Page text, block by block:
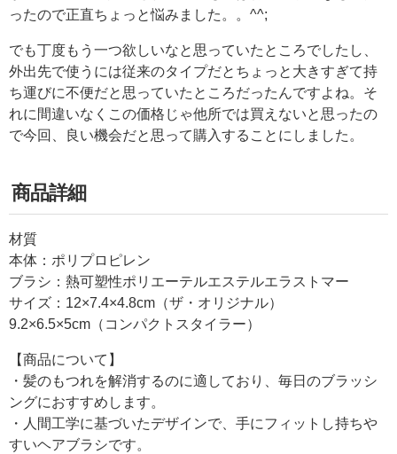
ったので正直ちょっと悩みました。。^^;
でも丁度もう一つ欲しいなと思っていたところでしたし、
外出先で使うには従来のタイプだとちょっと大きすぎて持
ち運びに不便だと思っていたところだったんですよね。そ
れに間違いなくこの価格じゃ他所では買えないと思ったの
で今回、良い機会だと思って購入することにしました。
商品詳細
材質
本体：ポリプロピレン
ブラシ：熱可塑性ポリエーテルエステルエラストマー
サイズ：12×7.4×4.8cm（ザ・オリジナル）
9.2×6.5×5cm（コンパクトスタイラー）
【商品について】
・髪のもつれを解消するのに適しており、毎日のブラッシ
ングにおすすめします。
・人間工学に基づいたデザインで、手にフィットし持ちや
すいヘアブラシです。